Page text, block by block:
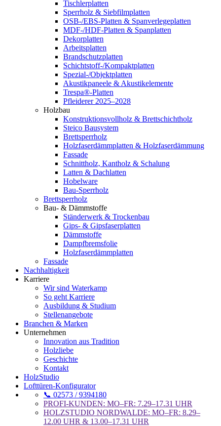
Tischlerplatten
Sperrholz & Siebfilmplatten
OSB-/EBS-Platten & Spanverlegeplatten
MDF-/HDF-Platten & Spanplatten
Dekorplatten
Arbeitsplatten
Brandschutzplatten
Schichtstoff-/Kompaktplatten
Spezial-/Objektplatten
Akustikpaneele & Akustikelemente
Trespa®-Platten
Pfleiderer 2025–2028
Holzbau
Konstruktionsvollholz & Brettschichtholz
Steico Bausystem
Brettsperrholz
Holzfaserdämmplatten & Holzfaserdämmung
Fassade
Schnittholz, Kantholz & Schalung
Latten & Dachlatten
Hobelware
Bau-Sperrholz
Brettsperrholz
Bau- & Dämmstoffe
Ständerwerk & Trockenbau
Gips- & Gipsfaserplatten
Dämmstoffe
Dampfbremsfolie
Holzfaserdämmplatten
Fassade
Nachhaltigkeit
Karriere
Wir sind Waterkamp
So geht Karriere
Ausbildung & Studium
Stellenangebote
Branchen & Marken
Unternehmen
Innovation aus Tradition
Holzliebe
Geschichte
Kontakt
HolzStudio
Lofttüren-Konfigurator
📞 02573 / 9394180
PROFI-KUNDEN: MO–FR: 7.29–17.31 UHR
HOLZSTUDIO NORDWALDE: MO–FR: 8.29–
12.00 UHR & 13.00–17.31 UHR